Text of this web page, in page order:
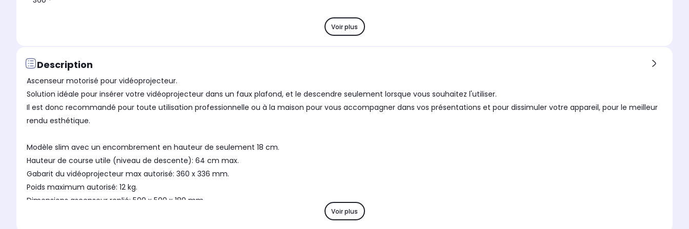
Voir plus
Description
Ascenseur motorisé pour vidéoprojecteur.
Solution idéale pour insérer votre vidéoprojecteur dans un faux plafond, et le descendre seulement lorsque vous souhaitez l'utiliser.
Il est donc recommandé pour toute utilisation professionnelle ou à la maison pour vous accompagner dans vos présentations et pour dissimuler votre appareil, pour le meilleur
rendu esthétique.
Modèle slim avec un encombrement en hauteur de seulement 18 cm.
Hauteur de course utile (niveau de descente): 64 cm max.
Gabarit du vidéoprojecteur max autorisé: 360 x 336 mm.
Poids maximum autorisé: 12 kg.
Dimensions ascenseur replié: 500 x 500 x 180 mm.
Voir plus